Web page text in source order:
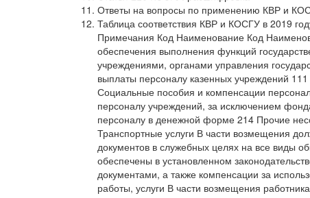
Ответы на вопросы по применению КВР и
Таблица соответствия КВР и КОСГУ в 2019
Примечания Код Наименование Код
обеспечения выполнения функций
учреждениями, органами управления
выплаты персоналу казенных учреждений
Социальные пособия и компенсации
персоналу учреждений, за исключением
персоналу в денежной форме 214 Прочие
Транспортные услуги В части возмещения
документов в служебных целях на все виды
обеспечены в установленном
документами, а также компенсации за
работы, услуги В части возмещения